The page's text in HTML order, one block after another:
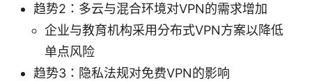
趋势2：多云与混合环境对VPN的需求增加
企业与教育机构采用分布式VPN方案以降低
单点风险
趋势3：隐私法规对免费VPN的影响